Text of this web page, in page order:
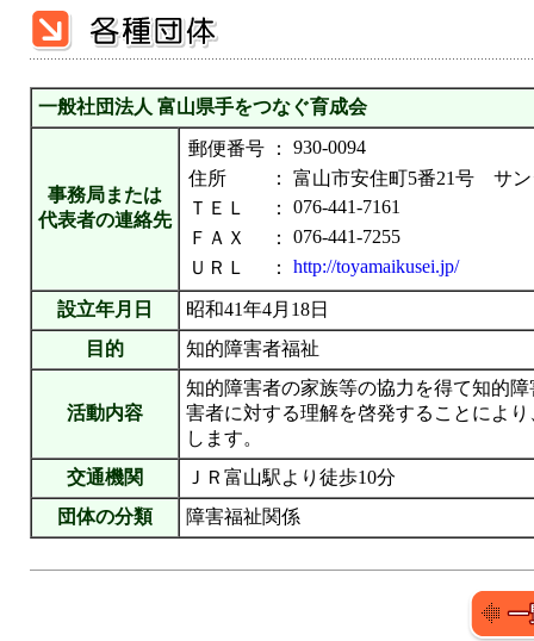
一般社団法人 富山県手をつなぐ育成会
事務局または
代表者の連絡先
郵便番号 ：
930-0094
住所
：
富山市安住町5番21号 サン
ＴＥＬ
：
076-441-7161
ＦＡＸ
：
076-441-7255
ＵＲＬ
： http://toyamaikusei.jp/
設立年月日
昭和41年4月18日
目的
知的障害者福祉
活動内容
知的障害者の家族等の協力を得て知的
害者に対する理解を啓発することによ
します。
交通機関
ＪＲ富山駅より徒歩10分
団体の分類
障害福祉関係